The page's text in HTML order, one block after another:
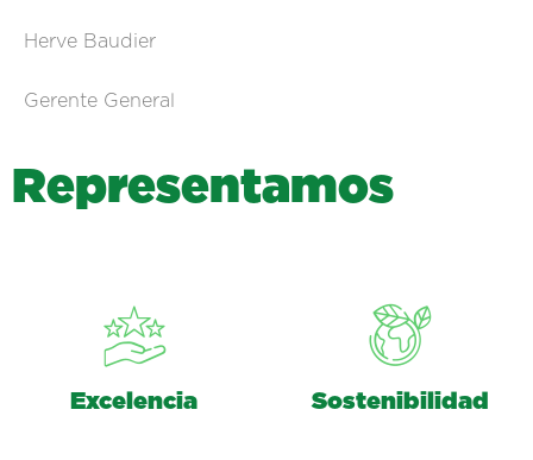
Herve Baudier
Gerente General
Representamos
Excelencia Sostenibilidad